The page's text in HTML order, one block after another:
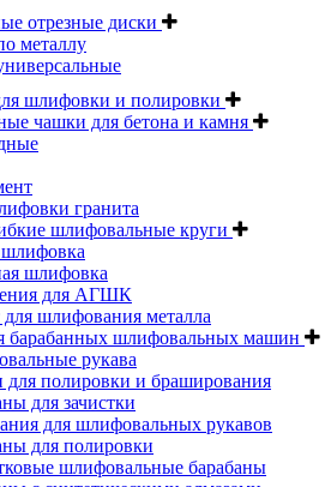
отрезные диски
металлу
шлифовки и полировки
чашки для бетона и камня
гранита
шлифовальные круги
шлифовка
шлифовка
для АГШК
шлифования металла
барабанных шлифовальных машин
рукава
полировки и браширования
для зачистки
для шлифовальных рукавов
для полировки
шлифовальные барабаны